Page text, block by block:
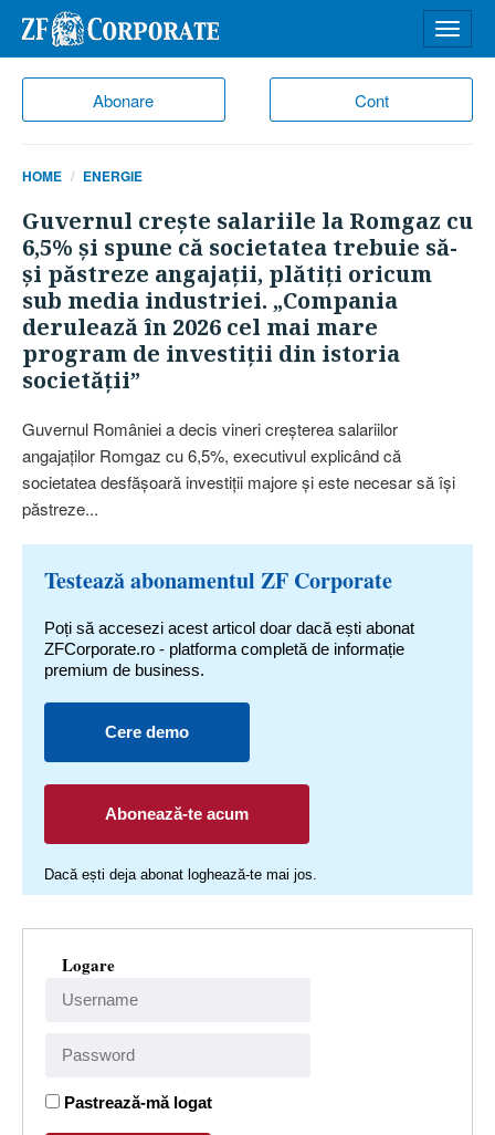
Abonare Cont
meniu
HOME ENERGIE
Guvernul creşte salariile la Romgaz cu
6,5% şi spune că societatea trebuie să-
şi păstreze angajaţii, plătiţi oricum
sub media industriei. „Compania
derulează în 2026 cel mai mare
program de investiţii din istoria
societăţii”
Guvernul României a decis vineri creşterea salariilor
angajaţilor Romgaz cu 6,5%, executivul explicând că
societatea desfăşoară investiţii majore şi este necesar să îşi
păstreze...
Testează abonamentul ZF Corporate
Poți să accesezi acest articol doar dacă ești abonat
ZFCorporate.ro - platforma completă de informație
premium de business.
Cere demo
Abonează-te acum
Dacă ești deja abonat loghează-te mai jos.
Logare
Pastrează-mă logat